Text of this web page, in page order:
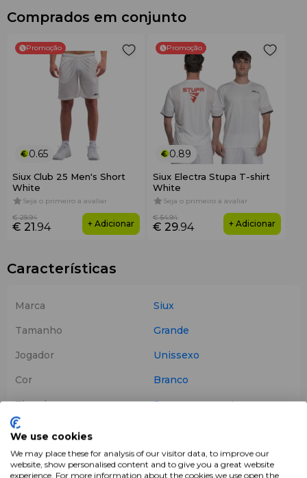
Comprados em conjunto
Promoção
0.65
Siux Club 25 Men's Short
White
Seja o primeiro a avaliar
€ 21.94
€ 29.94
+ Adicionar
Promoção
0.89
Siux Electra Stupa T-shirt
White
Seja o primeiro a avaliar
€ 29.94
€ 54.94
+ Adicionar
Características
Marca
Siux
Tamanho
Grande
Jogador
Unissexo
Cor
Branco
Tipo de saco
Saco para raquetes
Produtos
We use cookies
We may place these for analysis of our visitor data, to improve our
website, show personalised content and to give you a great website
experience. For more information about the cookies we use open the